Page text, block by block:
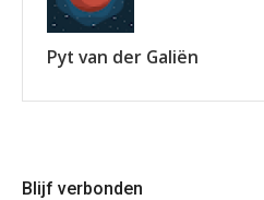
Pyt van der Galiën
Blijf verbonden